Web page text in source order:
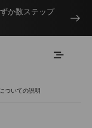
か数ステップ
ついての説明